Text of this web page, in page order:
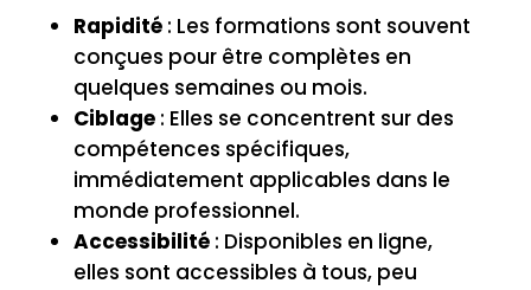
Rapidité: Les formations sont souvent
conçues pour être complètes en
quelques semaines ou mois.
Ciblage: Elles se concentrent sur des
compétences spécifiques,
immédiatement applicables dans le
monde professionnel.
Accessibilité: Disponibles en ligne,
elles sont accessibles à tous, peu